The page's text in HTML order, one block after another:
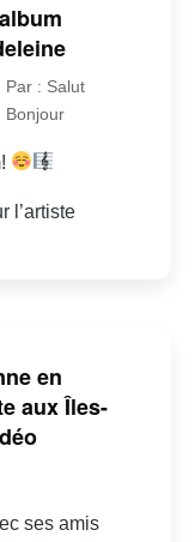
Par : Salut
Bonjour
l’artiste
en
aux Îles-
ses amis